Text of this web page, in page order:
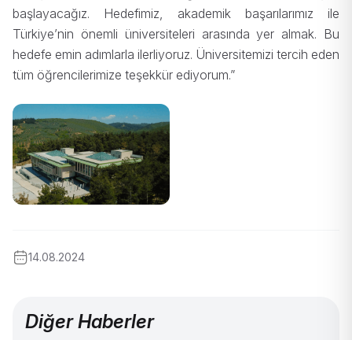
başlayacağız. Hedefimiz, akademik başarılarımız ile
Türkiye’nin önemli üniversiteleri arasında yer almak. Bu
hedefe emin adımlarla ilerliyoruz. Üniversitemizi tercih eden
tüm öğrencilerimize teşekkür ediyorum.”
14.08.2024
Diğer Haberler